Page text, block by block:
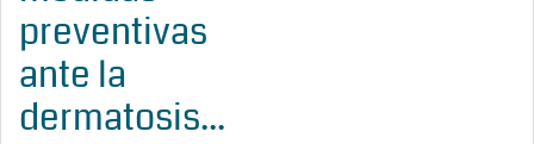
preventivas
ante la
dermatosis...